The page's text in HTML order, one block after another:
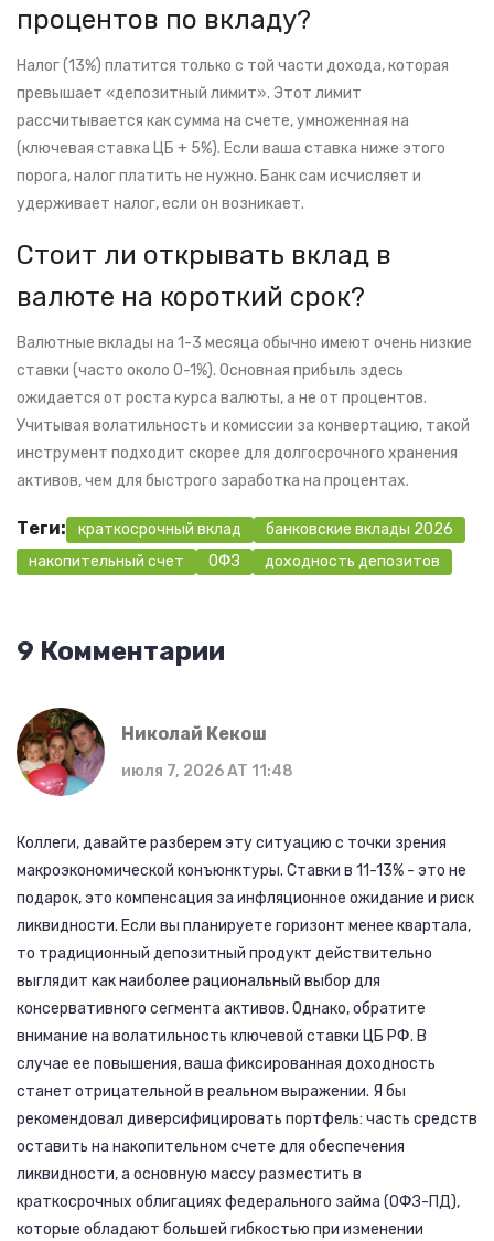
процентов по вкладу?
Налог (13%) платится только с той части дохода, которая
превышает «депозитный лимит». Этот лимит
рассчитывается как сумма на счете, умноженная на
(ключевая ставка ЦБ + 5%). Если ваша ставка ниже этого
порога, налог платить не нужно. Банк сам исчисляет и
удерживает налог, если он возникает.
Стоит ли открывать вклад в
валюте на короткий срок?
Валютные вклады на 1-3 месяца обычно имеют очень низкие
ставки (часто около 0-1%). Основная прибыль здесь
ожидается от роста курса валюты, а не от процентов.
Учитывая волатильность и комиссии за конвертацию, такой
инструмент подходит скорее для долгосрочного хранения
активов, чем для быстрого заработка на процентах.
Теги: краткосрочный вклад
банковские вклады 2026
накопительный счет
ОФЗ доходность депозитов
9 Комментарии
Николай Кекош
июля 7, 2026 AT 11:48
Коллеги, давайте разберем эту ситуацию с точки зрения
макроэкономической конъюнктуры. Ставки в 11-13% - это не
подарок, это компенсация за инфляционное ожидание и риск
ликвидности. Если вы планируете горизонт менее квартала,
то традиционный депозитный продукт действительно
выглядит как наиболее рациональный выбор для
консервативного сегмента активов. Однако, обратите
внимание на волатильность ключевой ставки ЦБ РФ. В
случае ее повышения, ваша фиксированная доходность
станет отрицательной в реальном выражении. Я бы
рекомендовал диверсифицировать портфель: часть средств
оставить на накопительном счете для обеспечения
ликвидности, а основную массу разместить в
краткосрочных облигациях федерального займа (ОФЗ-ПД),
которые обладают большей гибкостью при изменении